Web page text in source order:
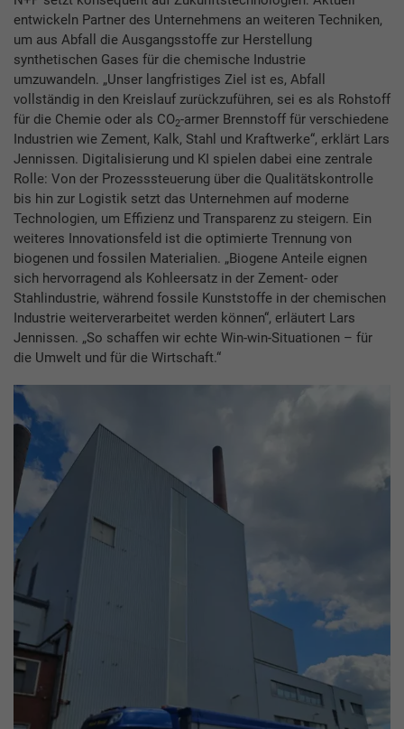
entwickeln Partner des Unternehmens an weiteren Techniken,
um aus Abfall die Ausgangsstoffe zur Herstellung
synthetischen Gases für die chemische Industrie
umzuwandeln. „Unser langfristiges Ziel ist es, Abfall
vollständig in den Kreislauf zurückzuführen, sei es als Rohstoff
für die Chemie oder als CO2-armer Brennstoff für verschiedene
Industrien wie Zement, Kalk, Stahl und Kraftwerke“, erklärt Lars
Jennissen. Digitalisierung und KI spielen dabei eine zentrale
Rolle: Von der Prozesssteuerung über die Qualitätskontrolle
bis hin zur Logistik setzt das Unternehmen auf moderne
Technologien, um Effizienz und Transparenz zu steigern. Ein
weiteres Innovationsfeld ist die optimierte Trennung von
biogenen und fossilen Materialien. „Biogene Anteile eignen
sich hervorragend als Kohleersatz in der Zement- oder
Stahlindustrie, während fossile Kunststoffe in der chemischen
Industrie weiterverarbeitet werden können“, erläutert Lars
Jennissen. „So schaffen wir echte Win-win-Situationen – für
die Umwelt und für die Wirtschaft.“